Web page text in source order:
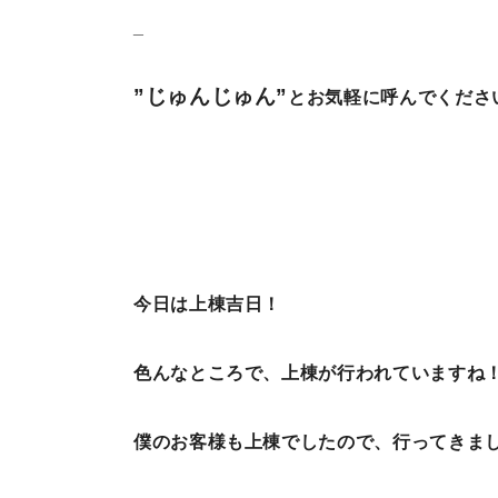
”じゅんじゅん” とお気軽に呼んでくださ
今日は上棟吉日！
色んなところで、上棟が行われていますね！
僕のお客様も上棟でしたので、行ってきま